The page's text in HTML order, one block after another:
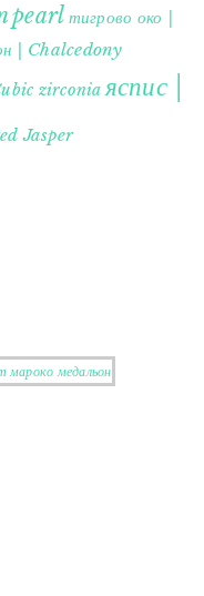
pearl тигрово око |
| Chalcedony
zirconia яспис |
Jasper